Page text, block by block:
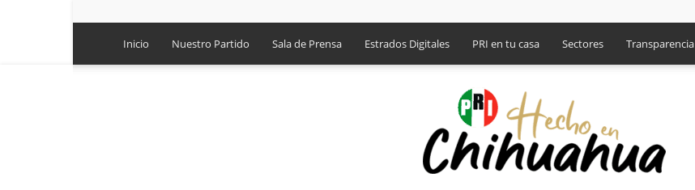
Inicio Nuestro Partido Sala de Prensa Estrados Digitales PRI en tu casa Sectores Transparencia